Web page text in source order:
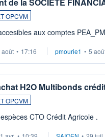
OPCVM
et OPCVM accesibles aux comptes
août • 17:16 pmourie1 • 5
H2O Multibonds
OPCVM
CTO Crédit Agricole .